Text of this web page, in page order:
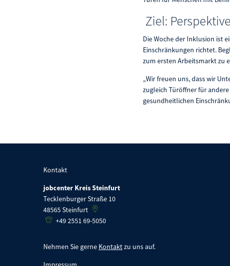
Ziel:
Die Woche der Inklusion ist
Einschränkungen richtet.
zum ersten Arbeitsmarkt zu
„Wir freuen uns, dass wir
zugleich Türöffner für
gesundheitlichen
Kontakt
jobcenter Kreis Steinfurt
Tecklenburger Straße 10
48565Steinfurt
+49 2551 69-5050
Nehmen Sie gerne Kontaktzu uns auf.